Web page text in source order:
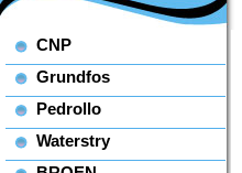
CNP
Grundfos
Pedrollo
Waterstry